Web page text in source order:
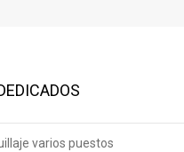
varios puestos